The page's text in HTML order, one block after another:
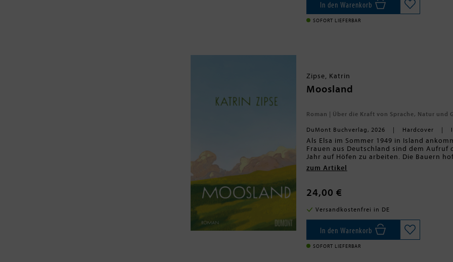
In den Warenkorb
SOFORT LIEFERBAR
Zipse, Katrin
Moosland
Roman | Über die Kraft von Sprache, Natur und
DuMont Buchverlag, 2026 Hardcover
Als Elsa im Sommer 1949 in Island
Frauen aus Deutschland sind dem
Jahr auf Höfen zu arbeiten. Die Bauern
nachdem viele Isländerinnen in die
Frauen nicht vorweisen, aber oft haben
zunächst ohnehin nicht verständigen.
Wiesen und endlosem Meer ein
halten kann. Allein ihre Anwesenheit
Bauernsöhne. Es gibt Erwartungen,
auch noch die verschwundene Tochter
immer wichtiger wird ... Katrin Zipse
vergessenen Stücks Geschichte, was es
zum Artikel
24,00 €
Versandkostenfrei in DE
In den Warenkorb
SOFORT LIEFERBAR